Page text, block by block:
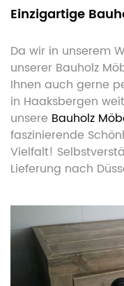
Einzigartige
Da wir in unserem
unserer Bauholz
Ihnen auch gerne
in Haaksbergen
unsere Bauholz
faszinierende
Vielfalt!
Lieferung nach